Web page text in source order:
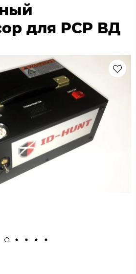
для PCP ВД